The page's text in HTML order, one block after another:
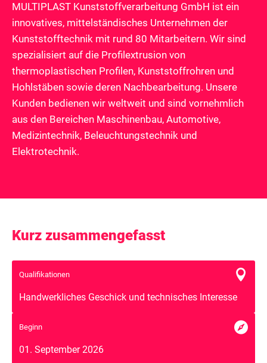
MULTIPLAST Kunststoffverarbeitung GmbH ist ein
innovatives, mittelständisches Unternehmen der
Kunststofftechnik mit rund 80 Mitarbeitern. Wir sind
spezialisiert auf die Profilextrusion von
thermoplastischen Profilen, Kunststoffrohren und
Hohlstäben sowie deren Nachbearbeitung. Unsere
Kunden bedienen wir weltweit und sind vornehmlich
aus den Bereichen Maschinenbau, Automotive,
Medizintechnik, Beleuchtungstechnik und
Elektrotechnik.
Kurz zusammengefasst
Qualifikationen 
Handwerkliches Geschick und technisches Interesse
Beginn 
01. September 2026